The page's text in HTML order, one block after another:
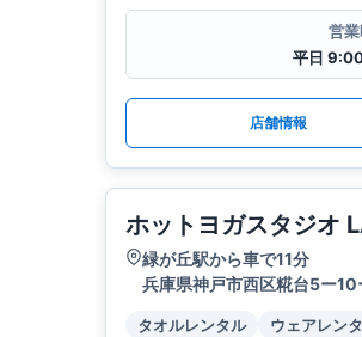
営
平日
店舗情報
ホットヨガスタジオ
緑が丘駅から車で11分
兵庫県神戸市西区糀台5ー
タオルレンタル ウェアレン